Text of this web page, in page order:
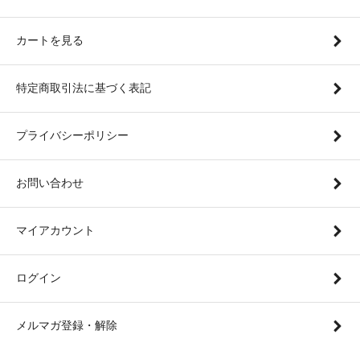
カートを見る
特定商取引法に基づく表記
プライバシーポリシー
お問い合わせ
マイアカウント
ログイン
メルマガ登録・解除